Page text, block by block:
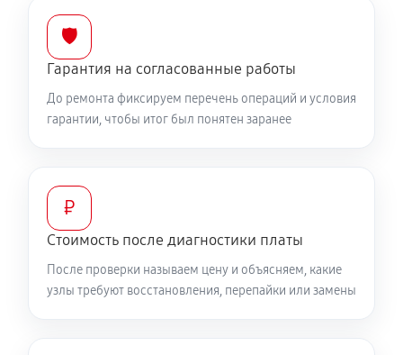
🛡️
Гарантия на согласованные работы
До ремонта фиксируем перечень операций и условия
гарантии, чтобы итог был понятен заранее
₽
Стоимость после диагностики платы
После проверки называем цену и объясняем, какие
узлы требуют восстановления, перепайки или замены